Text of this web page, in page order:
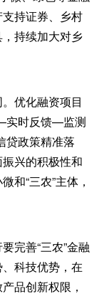
持证券、乡村
持续加大对乡
优化融资项目
实时反馈—监测
贷政策精准落
兴的积极性和
和“三农”主体，
完善“三农”金融
科技优势，在
品创新权限，